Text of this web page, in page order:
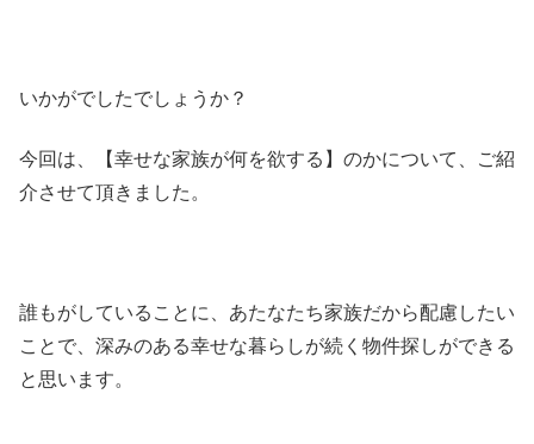
いかがでしたでしょうか？
今回は、【幸せな家族が何を欲する】のかについて、ご紹
介させて頂きました。
誰もがしていることに、あたなたち家族だから配慮したい
ことで、深みのある幸せな暮らしが続く物件探しができる
と思います。